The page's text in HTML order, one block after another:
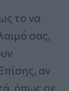
το να
σας,
αν
όπως σε